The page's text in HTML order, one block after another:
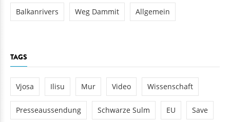
Balkanrivers Weg Dammit Allgemein
Vjosa Ilisu Mur Video Wissenschaft
Presseaussendung Schwarze Sulm EU Save